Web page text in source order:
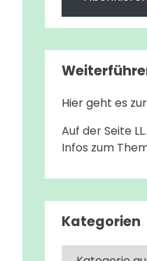
Hier geht es
Auf der Seite
Infos zum
Kategorien
Kategorien